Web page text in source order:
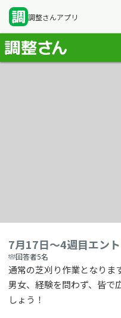
調整さんアプリ
7月17日〜4週目エン
回答者5名
通常の芝刈り作業となりま
男女、経験を問わず、皆で
しょう！